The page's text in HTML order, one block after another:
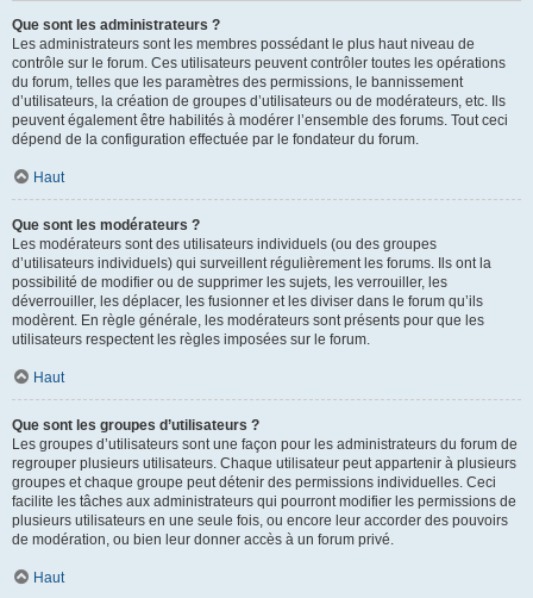
Que sont les administrateurs ?
Les administrateurs sont les membres possédant le plus haut niveau de
contrôle sur le forum. Ces utilisateurs peuvent contrôler toutes les opérations
du forum, telles que les paramètres des permissions, le bannissement
d’utilisateurs, la création de groupes d’utilisateurs ou de modérateurs, etc. Ils
peuvent également être habilités à modérer l’ensemble des forums. Tout ceci
dépend de la configuration effectuée par le fondateur du forum.
Haut
Que sont les modérateurs ?
Les modérateurs sont des utilisateurs individuels (ou des groupes
d’utilisateurs individuels) qui surveillent régulièrement les forums. Ils ont la
possibilité de modifier ou de supprimer les sujets, les verrouiller, les
déverrouiller, les déplacer, les fusionner et les diviser dans le forum qu’ils
modèrent. En règle générale, les modérateurs sont présents pour que les
utilisateurs respectent les règles imposées sur le forum.
Haut
Que sont les groupes d’utilisateurs ?
Les groupes d’utilisateurs sont une façon pour les administrateurs du forum de
regrouper plusieurs utilisateurs. Chaque utilisateur peut appartenir à plusieurs
groupes et chaque groupe peut détenir des permissions individuelles. Ceci
facilite les tâches aux administrateurs qui pourront modifier les permissions de
plusieurs utilisateurs en une seule fois, ou encore leur accorder des pouvoirs
de modération, ou bien leur donner accès à un forum privé.
Haut